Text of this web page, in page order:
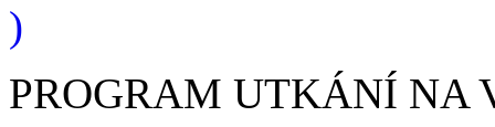
)
PROGRAM UTKÁNÍ NA